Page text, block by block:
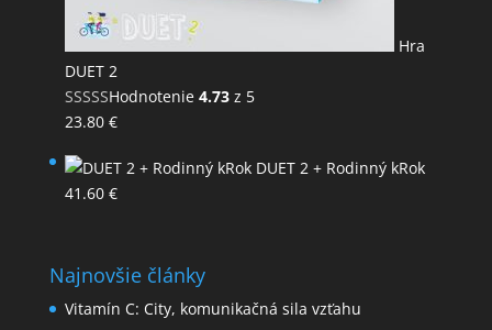
Hra
DUET 2
Hodnotenie 4.73z 5
23.80 €
DUET 2 + Rodinný kRok
41.60 €
Najnovšie články
Vitamín C: City, komunikačná sila vzťahu